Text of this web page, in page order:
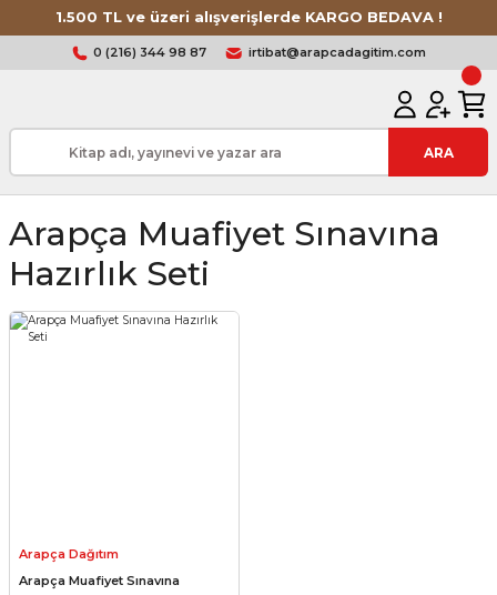
1.500 TL ve üzeri alışverişlerde KARGO BEDAVA !
0 (216) 344 98 87 irtibat@arapcadagitim.com
ARA
Arapça Muafiyet Sınavına
Hazırlık Seti
Arapça Dağıtım
Arapça Muafiyet Sınavına